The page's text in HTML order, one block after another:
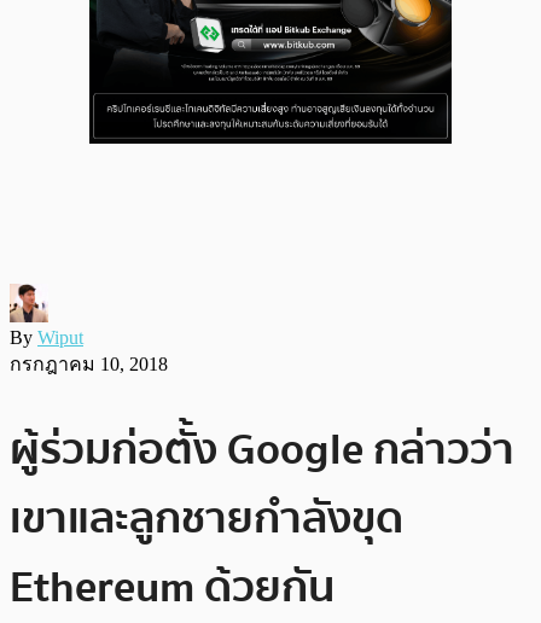
By Wiput
กรกฎาคม 10, 2018
ผู้ร่วมก่อตั้ง Google กล่าวว่า
เขาและลูกชายกำลังขุด
Ethereum ด้วยกัน